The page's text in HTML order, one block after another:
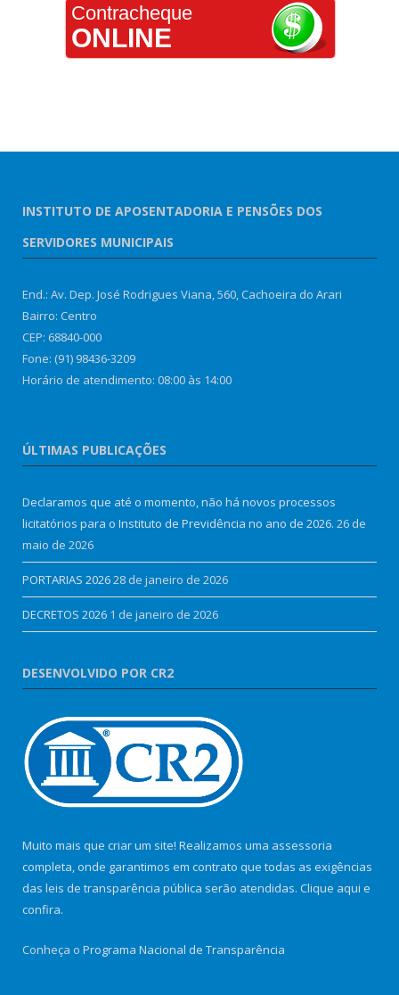
Contracheque
ONLINE
INSTITUTO DE APOSENTADORIA E PENSÕES DOS
SERVIDORES MUNICIPAIS
End.: Av. Dep. José Rodrigues Viana, 560, Cachoeira do Arari
Bairro: Centro
CEP: 68840-000
Fone: (91) 98436-3209
Horário de atendimento: 08:00 às 14:00
ÚLTIMAS PUBLICAÇÕES
Declaramos que até o momento, não há novos processos
licitatórios para o Instituto de Previdência no ano de 2026. 26 de
maio de 2026
PORTARIAS 202628 de janeiro de 2026
DECRETOS 2026 1 de janeiro de 2026
DESENVOLVIDO POR CR2
Muito mais que criar um site! Realizamos uma assessoria
completa, onde garantimos em contrato que todas as exigências
das leis de transparência pública serão atendidas. Clique aqui e
confira.
Conheça o Programa Nacional de Transparência